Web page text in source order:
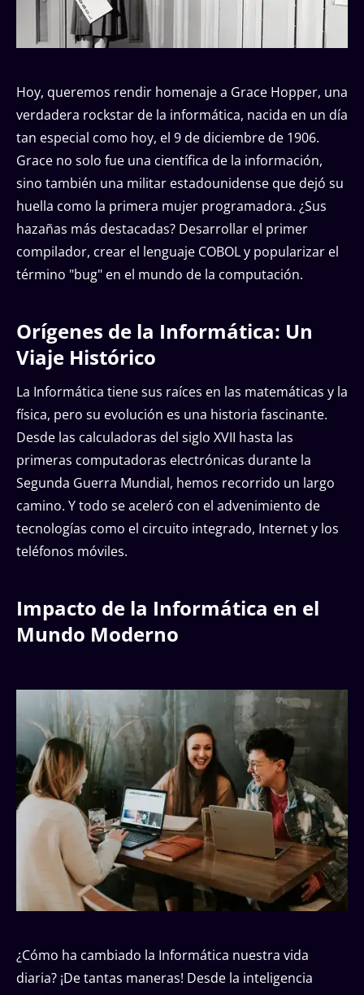
Hoy, queremos rendir homenaje a Grace Hopper, una
verdadera rockstar de la informática, nacida en un día
tan especial como hoy, el 9 de diciembre de 1906.
Grace no solo fue una científica de la información,
sino también una militar estadounidense que dejó su
huella como la primera mujer programadora. ¿Sus
hazañas más destacadas? Desarrollar el primer
compilador, crear el lenguaje COBOL y popularizar el
término "bug" en el mundo de la computación.
Orígenes de la Informática: Un
Viaje Histórico
La Informática tiene sus raíces en las matemáticas y la
física, pero su evolución es una historia fascinante.
Desde las calculadoras del siglo XVII hasta las
primeras computadoras electrónicas durante la
Segunda Guerra Mundial, hemos recorrido un largo
camino. Y todo se aceleró con el advenimiento de
tecnologías como el circuito integrado, Internet y los
teléfonos móviles.
Impacto de la Informática en el
Mundo Moderno
¿Cómo ha cambiado la Informática nuestra vida
diaria? ¡De tantas maneras! Desde la inteligencia